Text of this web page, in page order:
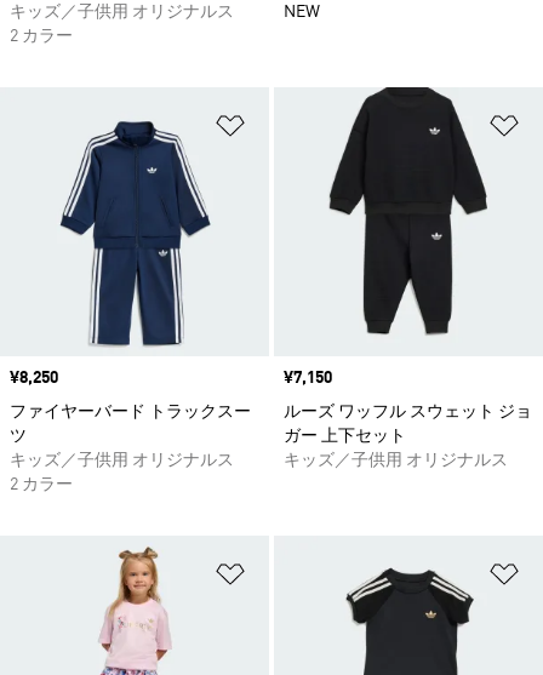
キッズ／子供用 オリジナルス
2 カラー
NEW
ほしいものリストに追加
価格
¥8,250
ファイヤーバード トラックスー
ツ
キッズ／子供用 オリジナルス
2 カラー
価格
¥7,150
ルーズ ワッフル スウェット ジョ
ガー 上下セット
キッズ／子供用 オリジナルス
ほしいものリストに追加